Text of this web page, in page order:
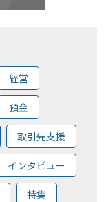
経営
預金
取引先支援
インタビュー
特集